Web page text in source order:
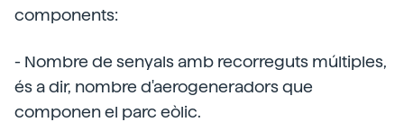
components:
- Nombre de senyals amb recorreguts múltiples,
és a dir, nombre d'aerogeneradors que
componen el parc eòlic.